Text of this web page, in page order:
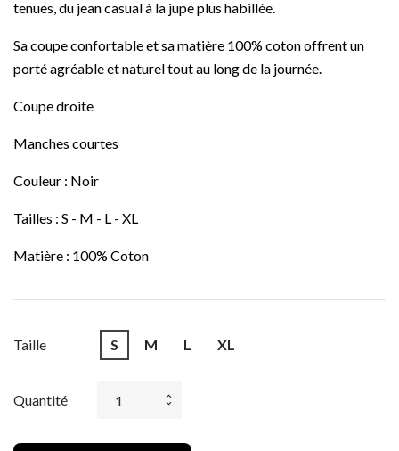
tenues, du jean casual à la jupe plus habillée.
Sa coupe confortable et sa matière 100% coton offrent un
porté agréable et naturel tout au long de la journée.
Coupe droite
Manches courtes
Couleur : Noir
Tailles : S - M - L - XL
Matière : 100% Coton
Taille S M L XL
Quantité